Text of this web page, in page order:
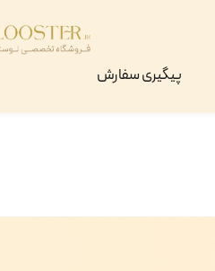
پیگیری سفارش